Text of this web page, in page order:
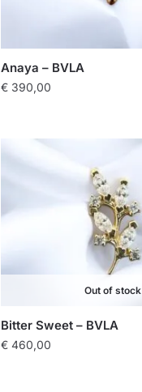
Anaya – BVLA
€390,00
Out of stock
Bitter Sweet – BVLA
€460,00